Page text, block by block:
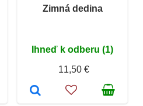
Zimná dedina
Ihneď k odberu (1)
11,50 €